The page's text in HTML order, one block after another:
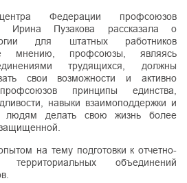
центра Федерации профсоюзов
Ирина Пузакова рассказала о
для штатных работников
мнению, профсоюзы, являясь
трудящихся, должны
свои возможности и активно
принципы единства,
навыки взаимоподдержки и
людям делать свою жизнь более
на тему подготовки к отчетно-
объединений